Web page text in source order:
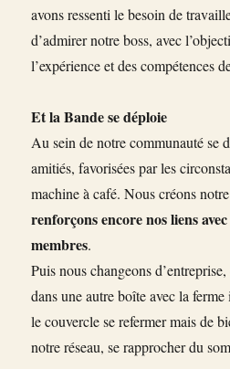
avons ressenti le besoin de
d’admirer notre boss, avec
l’expérience et des compétences
Et la Bande se déploie
Au sein de notre communauté se
amitiés, favorisées par les
machine à café. Nous créons
renforçons encore nos liens
membres.
Puis nous changeons
dans une autre boîte avec la
le couvercle se refermer mais de
notre réseau, se rapprocher du